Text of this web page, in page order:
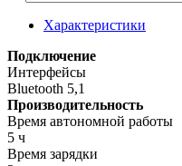
Характеристики
Подключение
Интерфейсы
Bluetooth 5,1
Производительность
Время автономной работы
5 ч
Время зарядки